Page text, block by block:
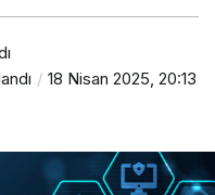
18 Nisan 2025, 20:13